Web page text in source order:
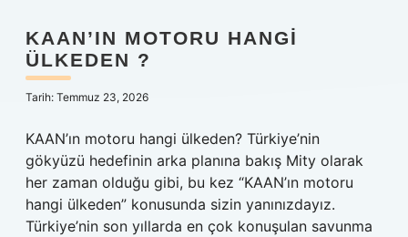
?
KAAN’IN MOTORU HANGI
ÜLKEDEN ?
Tarih: Temmuz 23, 2026
KAAN’ın motoru hangi ülkeden? Türkiye’nin
gökyüzü hedefinin arka planına bakış Mity olarak
her zaman olduğu gibi, bu kez “KAAN’ın motoru
hangi ülkeden” konusunda sizin yanınızdayız.
Türkiye’nin son yıllarda en çok konuşulan savunma